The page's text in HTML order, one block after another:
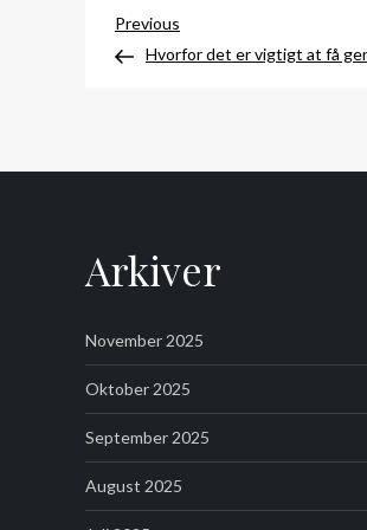
Previous
Post
Previous
Hvorfor det er vigtigt at få
Arkiver
November 2025
Oktober 2025
September 2025
August 2025